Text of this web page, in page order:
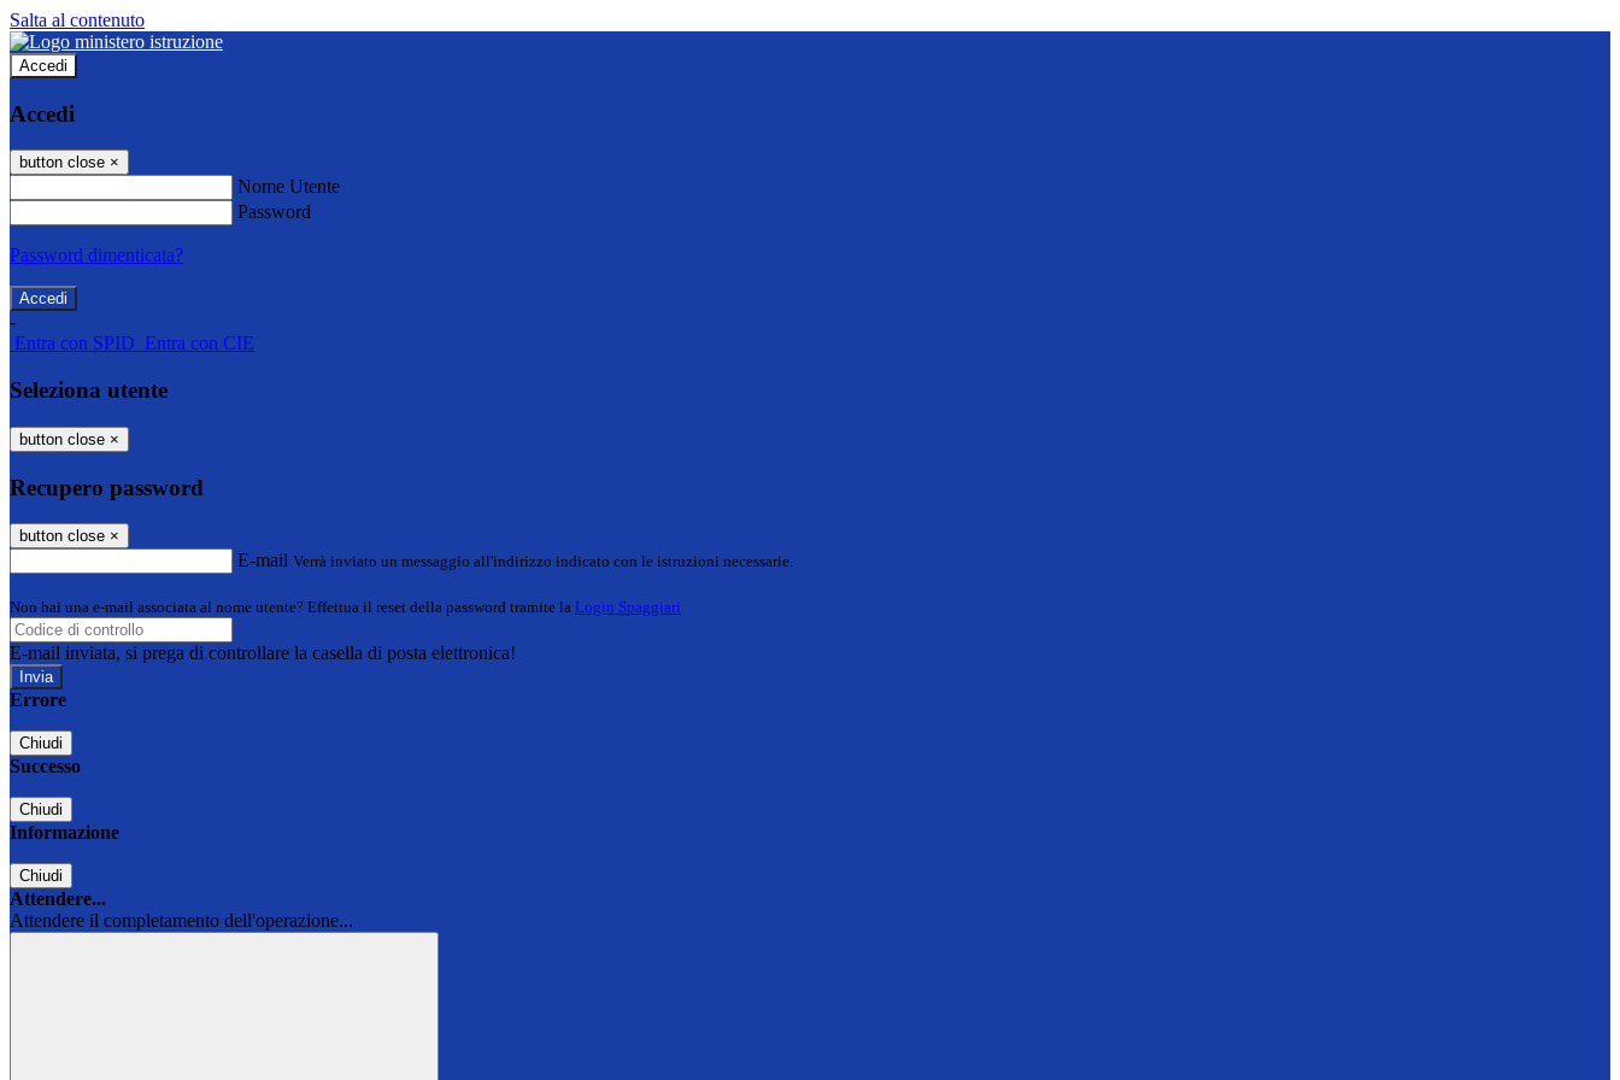
Salta al contenuto
Accedi
Accedi
button close ×
Nome Utente
Password
Password dimenticata?
-
Entra con SPID Entra con CIE
Seleziona utente
button close ×
Recupero password
button close ×
E-mail Verrà inviato un messaggio all'indirizzo indicato con le istruzioni necessarie.
Non hai una e-mail associata al nome utente? Effettua il reset della password tramite la Login Spaggiari
E-mail inviata, si prega di controllare la casella di posta elettronica!
Errore
Chiudi
Successo
Chiudi
Informazione
Chiudi
Attendere...
Attendere il completamento dell'operazione...